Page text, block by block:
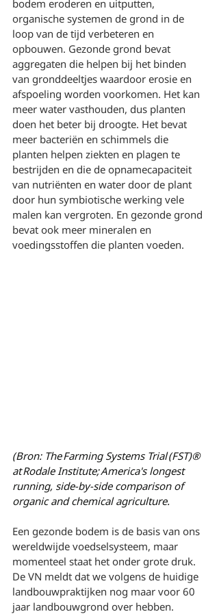
bodem eroderen en uitputten,
organische systemen de grond in de
loop van de tijd verbeteren en
opbouwen. Gezonde grond bevat
aggregaten die helpen bij het binden
van gronddeeltjes waardoor erosie en
afspoeling worden voorkomen. Het kan
meer water vasthouden, dus planten
doen het beter bij droogte. Het bevat
meer bacteriën en schimmels die
planten helpen ziekten en plagen te
bestrijden en die de opnamecapaciteit
van nutriënten en water door de plant
door hun symbiotische werking vele
malen kan vergroten. En gezonde grond
bevat ook meer mineralen en
voedingsstoffen die planten voeden.
(Bron: The Farming Systems Trial (FST)®
at Rodale Institute; America's longest
running, side-by-side comparison of
organic and chemical agriculture.
Een gezonde bodem is de basis van ons
wereldwijde voedselsysteem, maar
momenteel staat het onder grote druk.
De VN meldt dat we volgens de huidige
landbouwpraktijken nog maar voor 60
jaar landbouwgrond over hebben.